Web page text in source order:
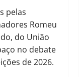
pelas
Romeu
do União
no debate
de 2026.